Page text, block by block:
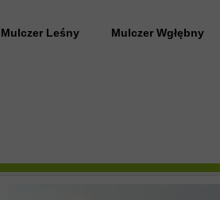
Mulczer Leśny
Wycinka drzew
Mulczer Wgłębny
Likwidacja plantacji